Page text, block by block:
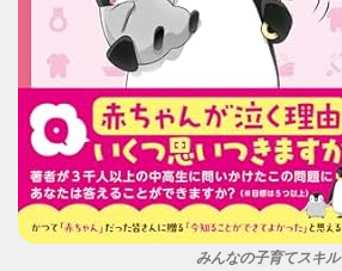
みんなの子育てスキル